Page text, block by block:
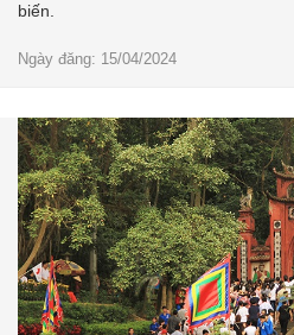
biến.
Ngày đăng: 15/04/2024